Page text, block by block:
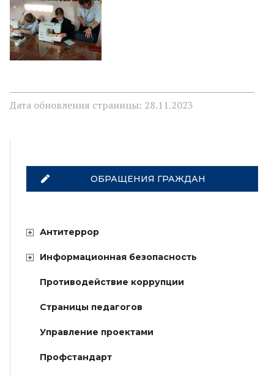
Дата обновления страницы: 28.11.2023
ОБРАЩЕНИЯ ГРАЖДАН
Антитеррор
Информационная безопасность
Противодействие коррупции
Страницы педагогов
Управление проектами
Профстандарт